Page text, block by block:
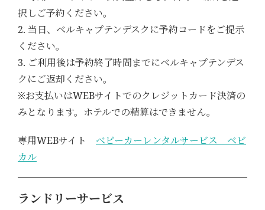
択しご予約ください。
2. 当日、ベルキャプテンデスクに予約コードをご提示
ください。
3. ご利用後は予約終了時間までにベルキャプテンデス
クにご返却ください。
※お支払いはWEBサイトでのクレジットカード決済の
みとなります。ホテルでの精算はできません。
専用WEBサイト ベビーカーレンタルサービス ベビ
カル
ランドリーサービス